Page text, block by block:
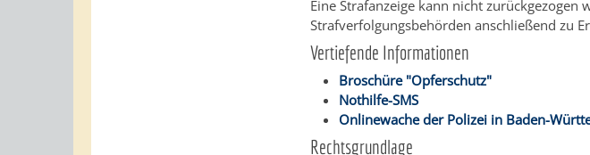
Eine Strafanzeige kann nicht
Strafverfolgungsbehörden anschließend zu
Vertiefende Informationen
Broschüre "Opferschutz"
Nothilfe-SMS
Onlinewache der Polizei in Baden-
Rechtsgrundlage